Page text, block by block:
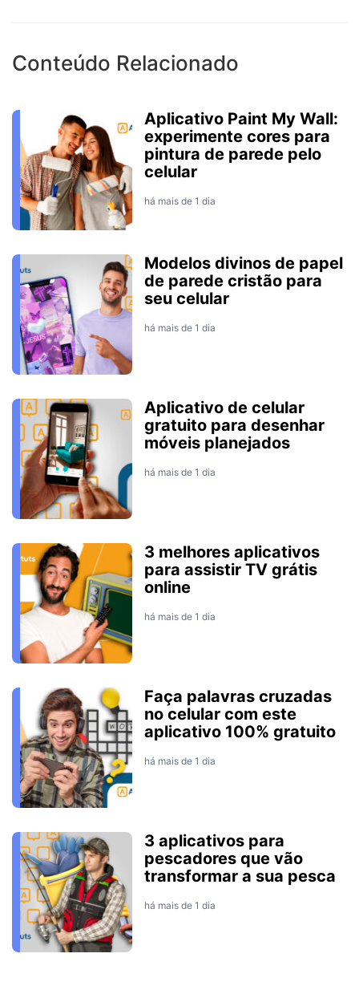
Conteúdo Relacionado
Aplicativo Paint My Wall:
experimente cores para
pintura de parede pelo
celular
há mais de 1 dia
Modelos divinos de papel
de parede cristão para
seu celular
há mais de 1 dia
Aplicativo de celular
gratuito para desenhar
móveis planejados
há mais de 1 dia
3 melhores aplicativos
para assistir TV grátis
online
há mais de 1 dia
Faça palavras cruzadas
no celular com este
aplicativo 100% gratuito
há mais de 1 dia
3 aplicativos para
pescadores que vão
transformar a sua pesca
há mais de 1 dia